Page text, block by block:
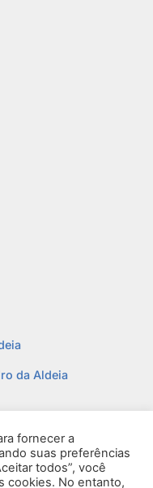
da Aldeia
fornecer a
suas preferências
todos”, você
cookies. No entanto,